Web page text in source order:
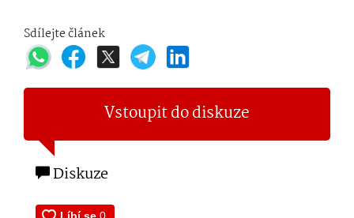
Sdílejte článek
Vstoupit do diskuze
Diskuze